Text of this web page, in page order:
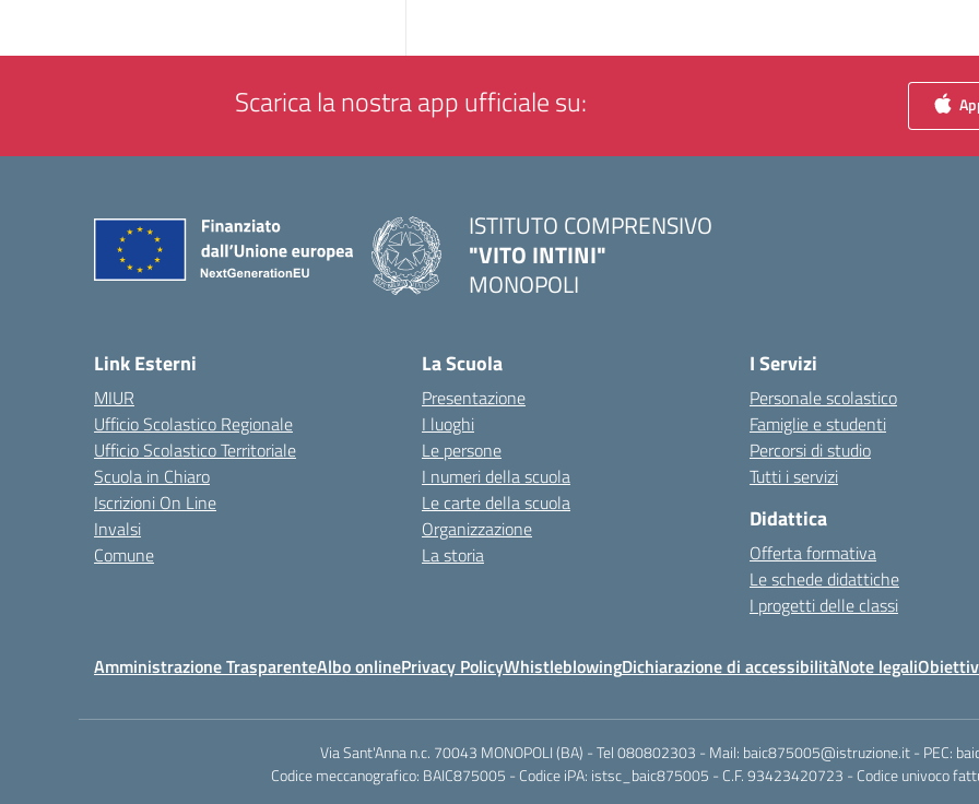
Scarica la nostra app ufficiale su:
ISTITUTO COMPRENSIVO
"VITO INTINI"
MONOPOLI
Link Esterni
MIUR
Ufficio Scolastico Regionale
Ufficio Scolastico Territoriale
Scuola in Chiaro
Iscrizioni On Line
Invalsi
Comune
La Scuola
Presentazione
I luoghi
Le persone
I numeri della scuola
Le carte della scuola
Organizzazione
La storia
I Servizi
Personale scolastico
Famiglie e studenti
Percorsi di studio
Tutti i servizi
Didattica
Offerta formativa
Le schede didattiche
I progetti delle classi
Amministrazione TrasparenteAlbo onlinePrivacy PolicyWhistleblowingDichiarazione di accessibilitàNote legali
Via Sant'Anna n.c. 70043 MONOPOLI (BA) - Tel 080802303 - Mail: baic875005@istruzione.it - PEC:
Codice meccanografico: BAIC875005 - Codice iPA: istsc_baic875005 - C.F. 93423420723 - Codice univoco